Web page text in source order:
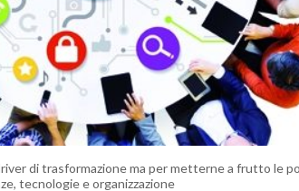
di trasformazione ma per metterne a frutto le
tecnologie e organizzazione